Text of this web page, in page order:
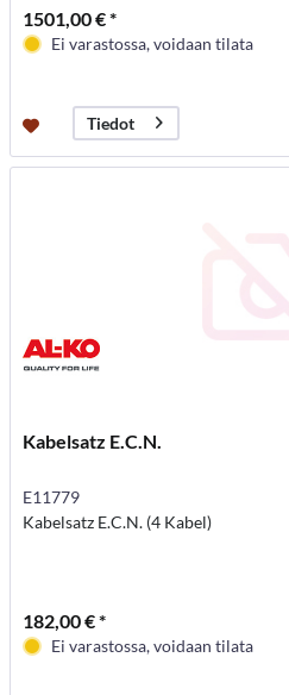
1501,00 € *
Ei varastossa, voidaan tilata
Tiedot
Kabelsatz E.C.N.
E11779
Kabelsatz E.C.N. (4 Kabel)
182,00 € *
Ei varastossa, voidaan tilata